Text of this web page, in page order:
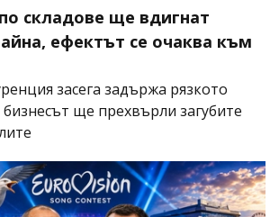
складове ще вдигнат
ефектът се очаква към
засега задържа рязкото
ще прехвърли загубите